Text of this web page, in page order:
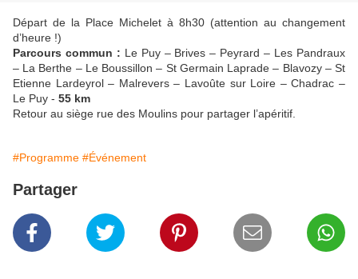
Départ de la Place Michelet à 8h30 (attention au changement
d’heure !)
Parcours commun : Le Puy – Brives – Peyrard – Les Pandraux
– La Berthe – Le Boussillon – St Germain Laprade – Blavozy – St
Etienne Lardeyrol – Malrevers – Lavoûte sur Loire – Chadrac –
Le Puy - 55 km
Retour au siège rue des Moulins pour partager l’apéritif.
#Programme #Événement
Partager